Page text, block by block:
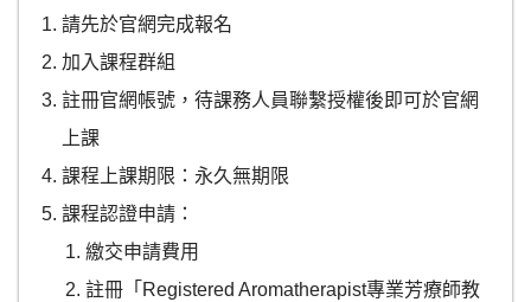
請先於官網完成報名
加入課程群組
註冊官網帳號，待課務人員聯繫授權後即可於官網
上課
課程上課期限：永久無期限
課程認證申請：
繳交申請費用
註冊「Registered Aromatherapist專業芳療師教